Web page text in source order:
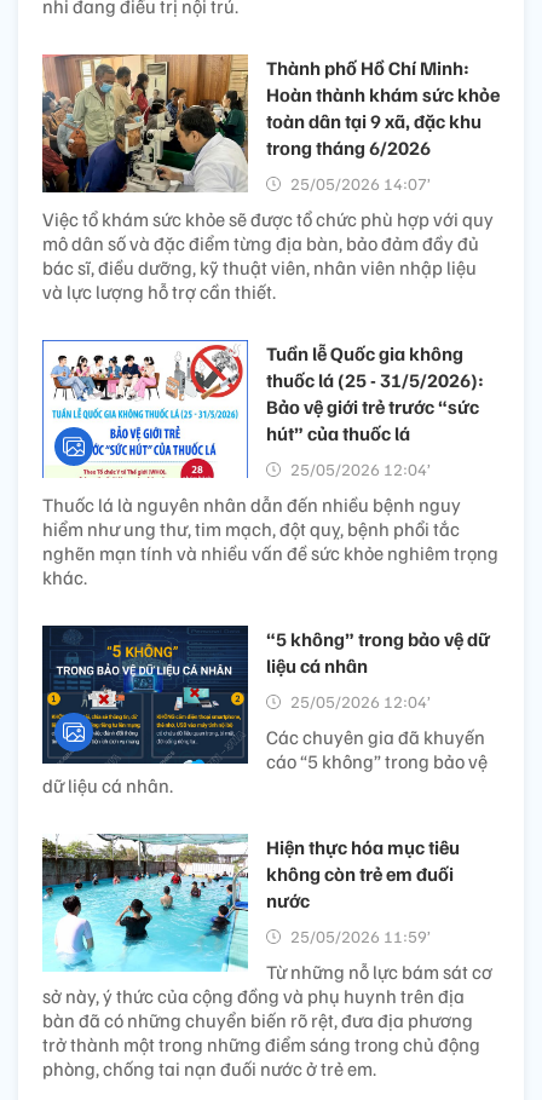
nhi đang điều trị nội trú.
Thành phố Hồ Chí Minh:
Hoàn thành khám sức khỏe
toàn dân tại 9 xã, đặc khu
trong tháng 6/2026
25/05/2026 14:07’
Việc tổ khám sức khỏe sẽ được tổ chức phù hợp với quy
mô dân số và đặc điểm từng địa bàn, bảo đảm đầy đủ
bác sĩ, điều dưỡng, kỹ thuật viên, nhân viên nhập liệu
và lực lượng hỗ trợ cần thiết.
Tuần lễ Quốc gia không
thuốc lá (25 - 31/5/2026):
Bảo vệ giới trẻ trước “sức
hút” của thuốc lá
25/05/2026 12:04’
Thuốc lá là nguyên nhân dẫn đến nhiều bệnh nguy
hiểm như ung thư, tim mạch, đột quỵ, bệnh phổi tắc
nghẽn mạn tính và nhiều vấn đề sức khỏe nghiêm trọng
khác.
“5 không” trong bảo vệ dữ
liệu cá nhân
25/05/2026 12:04’
Các chuyên gia đã khuyến
cáo “5 không” trong bảo vệ
dữ liệu cá nhân.
Hiện thực hóa mục tiêu
không còn trẻ em đuối
nước
25/05/2026 11:59’
Từ những nỗ lực bám sát cơ
sở này, ý thức của cộng đồng và phụ huynh trên địa
bàn đã có những chuyển biến rõ rệt, đưa địa phương
trở thành một trong những điểm sáng trong chủ động
phòng, chống tai nạn đuối nước ở trẻ em.